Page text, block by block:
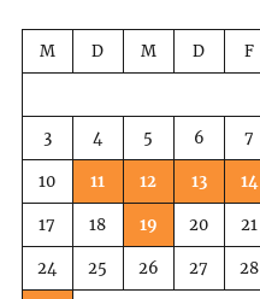
M D M D F
3 4 5 6 7
10 11 12 13 14
17 18 19 20 21
24 25 26 27 28